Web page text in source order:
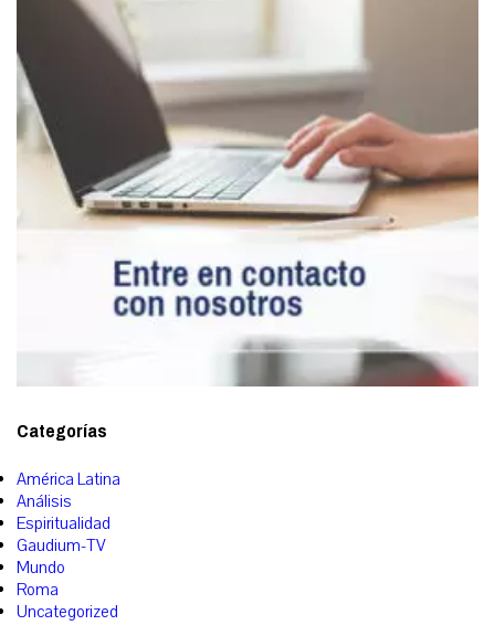
Categorías
América Latina
Análisis
Espiritualidad
Gaudium-TV
Mundo
Roma
Uncategorized